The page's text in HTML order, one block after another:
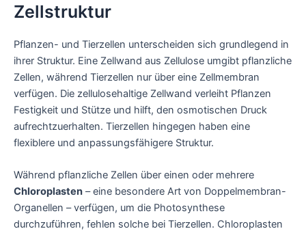
Zellstruktur
Pflanzen- und Tierzellen unterscheiden sich grundlegend in
ihrer Struktur. Eine Zellwand aus Zellulose umgibt pflanzliche
Zellen, während Tierzellen nur über eine Zellmembran
verfügen. Die zellulosehaltige Zellwand verleiht Pflanzen
Festigkeit und Stütze und hilft, den osmotischen Druck
aufrechtzuerhalten. Tierzellen hingegen haben eine
flexiblere und anpassungsfähigere Struktur.
Während pflanzliche Zellen über einen oder mehrere
Chloroplasten – eine besondere Art von Doppelmembran-
Organellen – verfügen, um die Photosynthese
durchzuführen, fehlen solche bei Tierzellen. Chloroplasten